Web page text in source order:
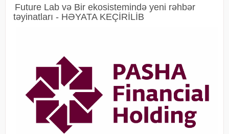
Future Lab və Bir ekosistemində yeni rəhbər
təyinatları - HƏYATA KEÇİRİLİB